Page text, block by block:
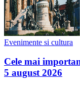
Evenimente si cultura
Cele mai
5 august 2026